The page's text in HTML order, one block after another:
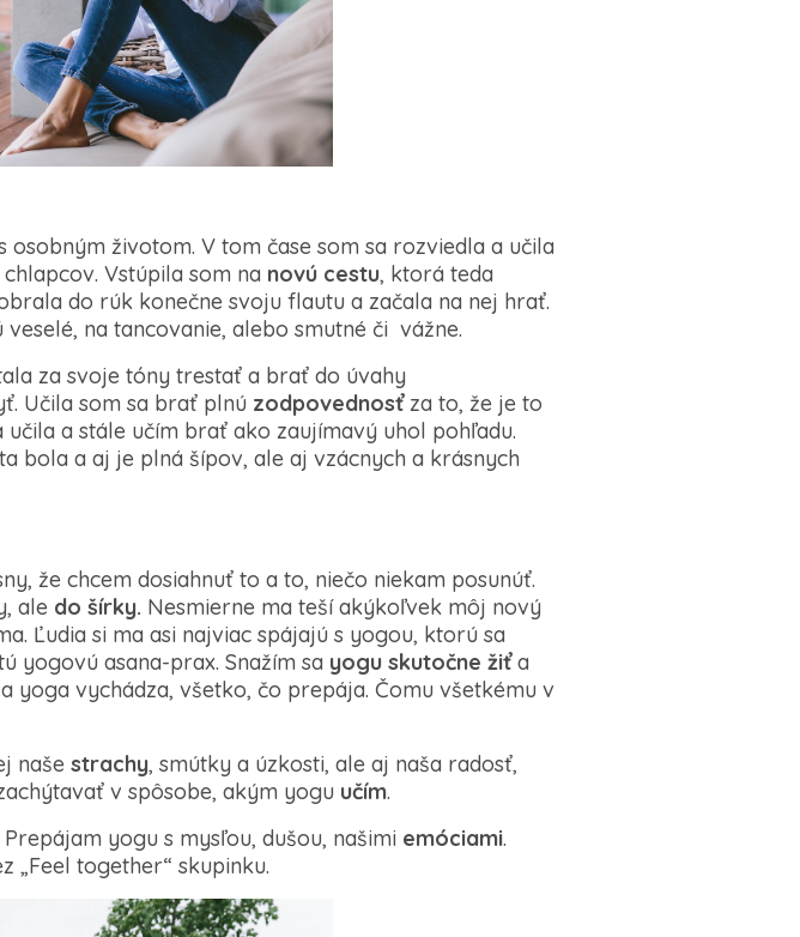
životom. V tom čase som sa rozviedla a učila
Vstúpila som na novú cestu, ktorá teda
do rúk konečne svoju flautu a začala na nej hrať.
na tancovanie, alebo smutné či vážne.
za svoje tóny trestať a brať do úvahy
Učila som sa brať plnú zodpovednosťza to, že je to
a stále učím brať ako zaujímavý uhol pohľadu.
bola a aj je plná šípov, ale aj vzácnych a krásnych
že chcem dosiahnuť to a to, niečo niekam posunúť.
ale do šírky. Nesmierne ma teší akýkoľvek môj nový
Ľudia si ma asi najviac spájajú s yogou, ktorú sa
yogovú asana-prax. Snažím sa yogu skutočne žiťa
yoga vychádza, všetko, čo prepája. Čomu všetkému v
naše strachy, smútky a úzkosti, ale aj naša radosť,
v spôsobe, akým yogu učím.
yogu s mysľou, dušou, našimi emóciami.
„Feel together“ skupinku.